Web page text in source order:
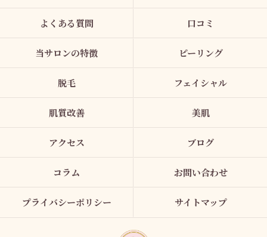
よくある質問 口コミ
当サロンの特徴 ピーリング
脱毛 フェイシャル
肌質改善 美肌
アクセス ブログ
コラム お問い合わせ
プライバシーポリシー サイトマップ